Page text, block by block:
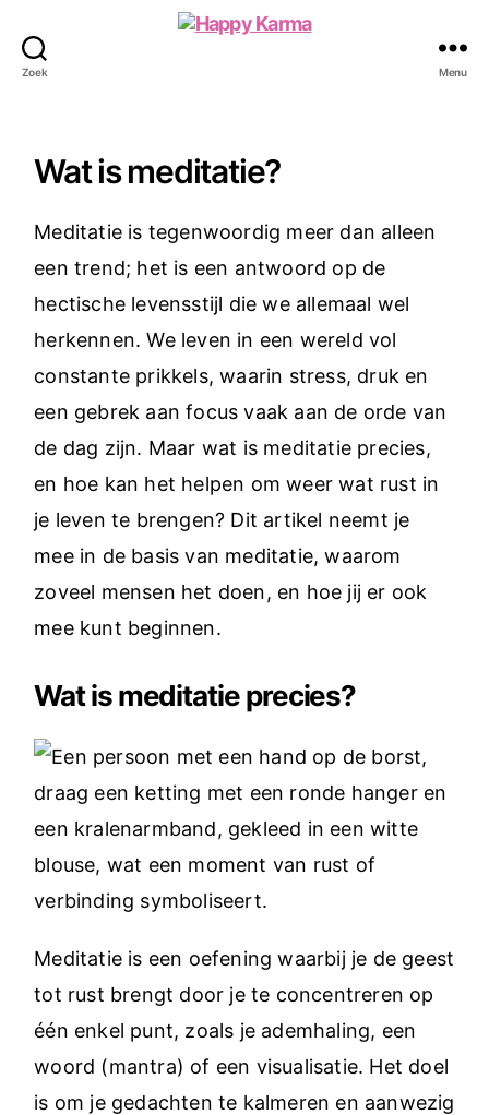
Zoek Menu
Wat is meditatie?
Meditatie is tegenwoordig meer dan alleen
een trend; het is een antwoord op de
hectische levensstijl die we allemaal wel
herkennen. We leven in een wereld vol
constante prikkels, waarin stress, druk en
een gebrek aan focus vaak aan de orde van
de dag zijn. Maar wat is meditatie precies,
en hoe kan het helpen om weer wat rust in
je leven te brengen? Dit artikel neemt je
mee in de basis van meditatie, waarom
zoveel mensen het doen, en hoe jij er ook
mee kunt beginnen.
Wat is meditatie precies?
Meditatie is een oefening waarbij je de geest
tot rust brengt door je te concentreren op
één enkel punt, zoals je ademhaling, een
woord (mantra) of een visualisatie. Het doel
is om je gedachten te kalmeren en aanwezig